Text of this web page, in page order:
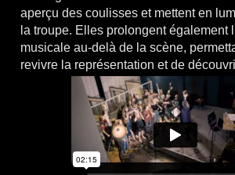
aperçu des coulisses et mettent en
la troupe. Elles prolongent également
musicale au-delà de la scène,
revivre la représentation et de